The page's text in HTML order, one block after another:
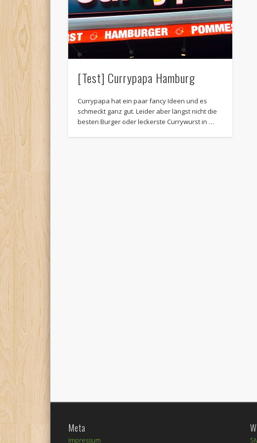
[Test] Currypapa Hamburg
Currypapa hat ein paar fancy Ideen und es
schmeckt ganz gut. Leider aber längst nicht die
besten Burger oder leckerste Currywurst in …
Meta
Impressum